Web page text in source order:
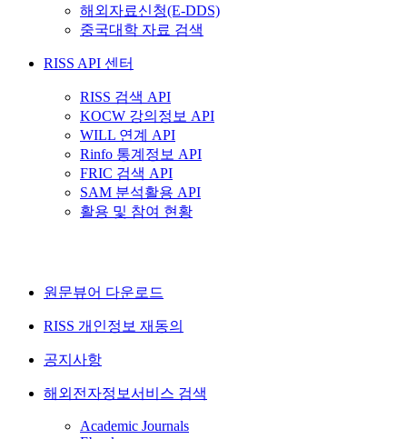
해외자료신청(E-DDS)
중국대학 자료 검색
RISS API 센터
RISS 검색 API
KOCW 강의정보 API
WILL 연계 API
Rinfo 통계정보 API
FRIC 검색 API
SAM 분석활용 API
활용 및 참여 현황
원문뷰어 다운로드
RISS 개인정보 재동의
공지사항
해외전자정보서비스 검색
Academic Journals